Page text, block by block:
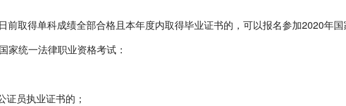
日前取得单科成绩全部合格且本年度内取得毕业证书的，可以报名参加2020年国
统一法律职业资格考试：
员执业证书的；